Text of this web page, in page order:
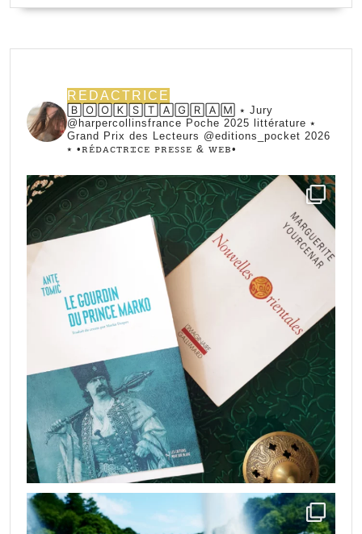
REDACTRICE
🄱🄾🄾🄺🅂🅃🄰🄶🅁🄰🄼 ⭑ Jury
@harpercollinsfrance Poche 2025 littérature ⭑
Grand Prix des Lecteurs @editions_pocket 2026
⭑ •ꭱꭼ́ꭰꭺꮯꭲꭱꮖꮯꭼ ꮲꭱꭼꮪꮪꭼ & ꮃꭼᏼ•